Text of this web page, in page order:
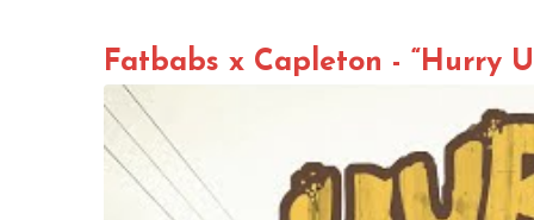
Fatbabs x Capleton - “Hurry